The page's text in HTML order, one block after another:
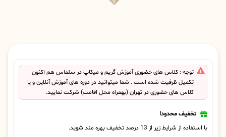
توجه : کلاس های حضوری آموزش گریم و میکاپ در سلماس هم اکنون
تکمیل ظرفیت شده است . شما میتوانید در دوره های آموزش آنلاین و یا
کلاس های حضوری در تهران (بهمراه محل اقامت) شرکت نمایید.
تخفیف محدود!
با استفاده از شرایط زیر از 13 درصد تخفیف بهره مند شوید.